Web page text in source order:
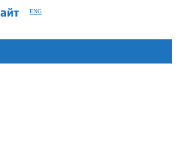
ENG